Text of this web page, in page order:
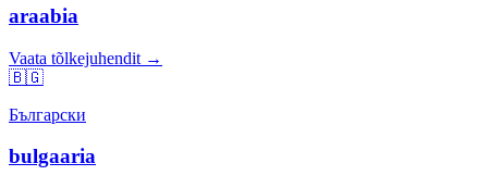
araabia
Vaata tõlkejuhendit →
🇧🇬
Български
bulgaaria